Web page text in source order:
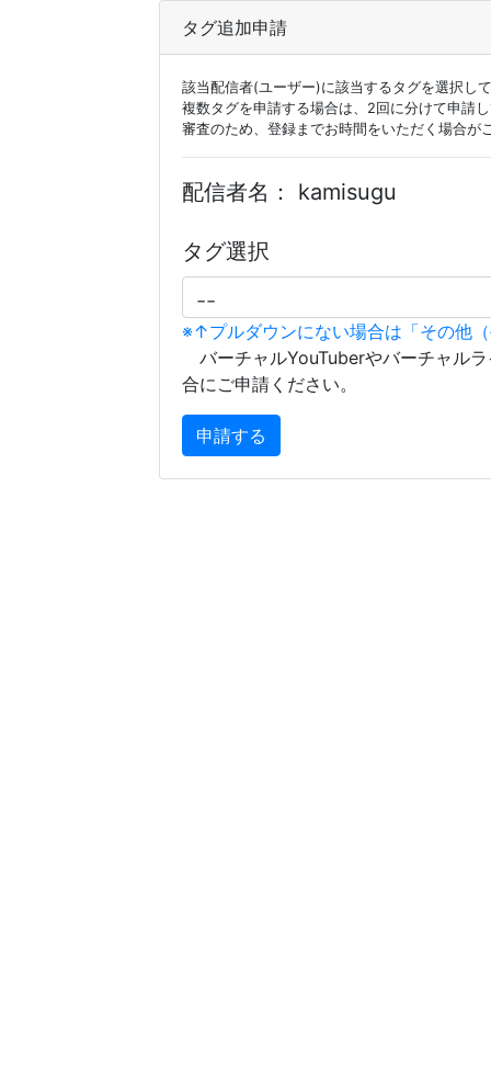
タグ追加申請
該当配信者(ユーザー)に該当するタグを選択し
複数タグを申請する場合は、2回に分けて申請
審査のため、登録までお時間をいただく場合が
配信者名： kamisugu
タグ選択
※↑プルダウンにない場合は「その他
バーチャルYouTuberやバーチャル
合にご申請ください。
申請する